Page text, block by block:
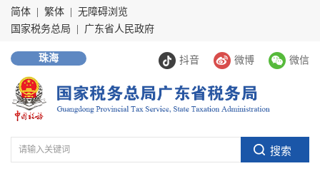
简体 繁体
无障碍浏览
国家税务总局
广东省人民政府
抖音 微博 微信
珠海